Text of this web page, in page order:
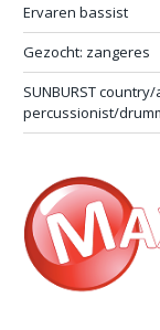
Ervaren bassist
Gezocht: zangeres
SUNBURST
percussionist/